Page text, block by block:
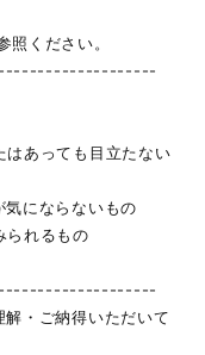
照ください。
はあっても目立たない
気にならないもの
られるもの
・ご納得いただいて